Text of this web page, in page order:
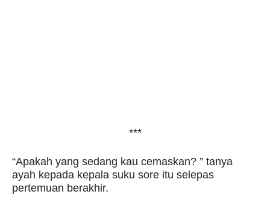
***
“Apakah yang sedang kau cemaskan? ” tanya
ayah kepada kepala suku sore itu selepas
pertemuan berakhir.